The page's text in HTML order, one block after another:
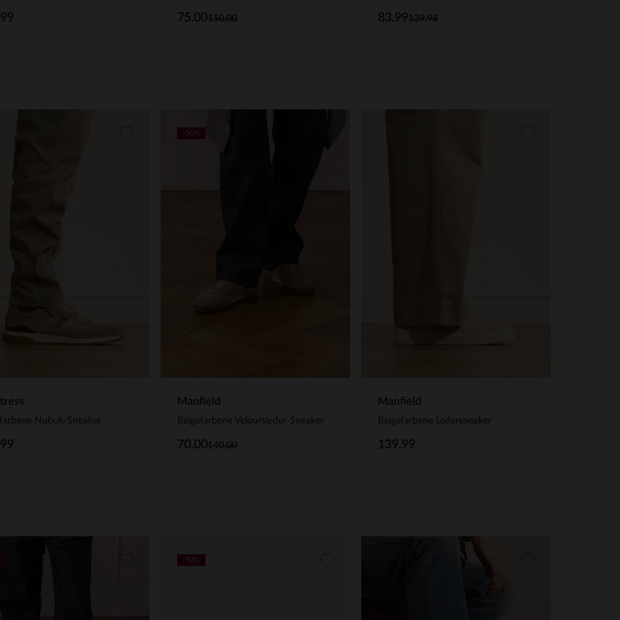
150.00
75.00 139.98
83.99
Nubuk-Sneaker
Manfield
Beigefarbene Veloursleder-Sneaker
140.00
70.00
-50%
Manfield
Beigefarbene Ledersneaker
139.99
-50%